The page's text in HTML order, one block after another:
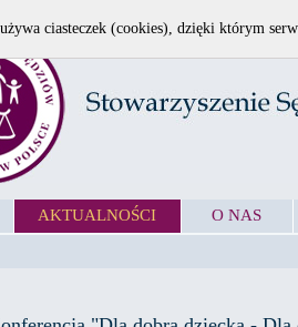
AKTUALNOŚCI O NAS
ciasteczek (cookies), dzięki którym